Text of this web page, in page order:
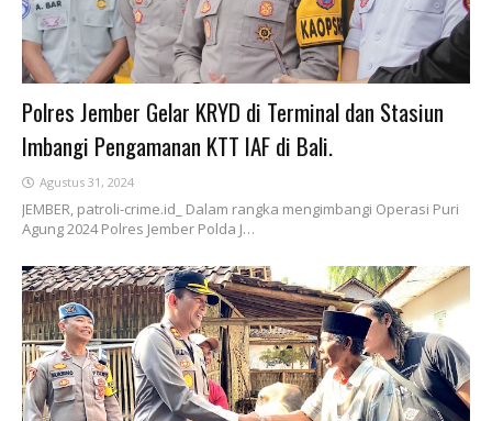
Polres Jember Gelar KRYD di Terminal dan Stasiun
Imbangi Pengamanan KTT IAF di Bali.
Agustus 31, 2024
JEMBER, patroli-crime.id_ Dalam rangka mengimbangi Operasi Puri
Agung 2024 Polres Jember Polda J…